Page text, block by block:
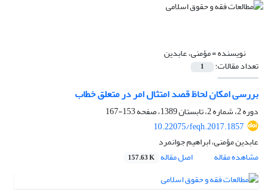
نویسنده =مؤمنی، عابدین
تعداد مقالات: 1
بررسی امکان لحاظ قصد امتثال امر در متعلق خطاب
دوره 2، شماره 2، تابستان 1389، صفحه
153-167
10.22075/feqh.2017.1857
عابدین مؤمنی، ابراهیم جوانمرد
مشاهده مقاله
اصل مقاله 157.63 K